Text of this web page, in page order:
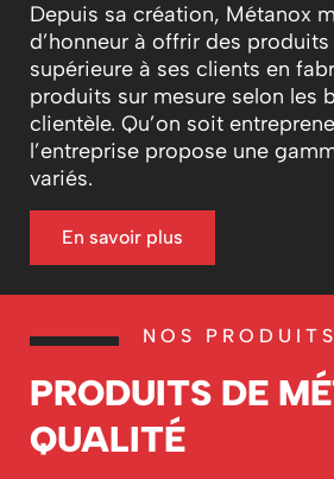
Depuis sa création, Métanox
d’honneur à offrir des
supérieure à ses clients en
produits sur mesure selon les
clientèle. Qu’on soit
l’entreprise propose une
variés.
En savoir plus
NOS PRODUITS
PRODUITS DE
QUALITÉ